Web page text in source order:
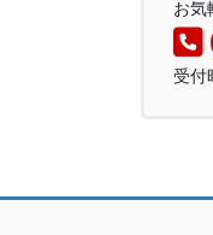
お気
受付